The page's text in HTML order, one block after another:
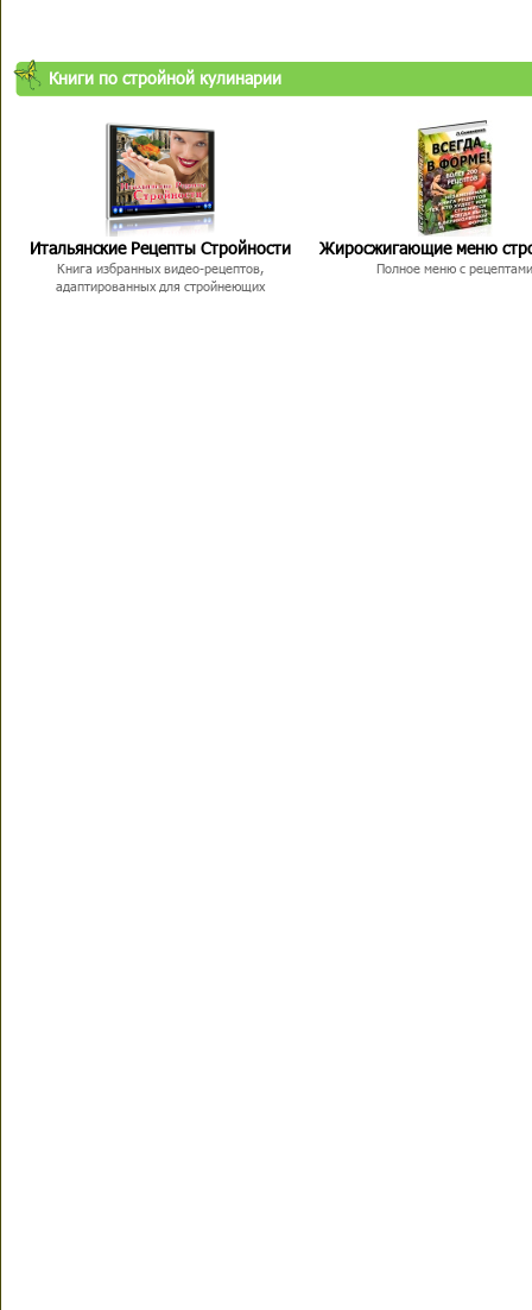
Книги по стройной кулинарии
Итальянские Рецепты Стройности
Книга избранных видео-рецептов,
адаптированных для стройнеющих
Жиросжигающие меню
Полное меню с рецептами